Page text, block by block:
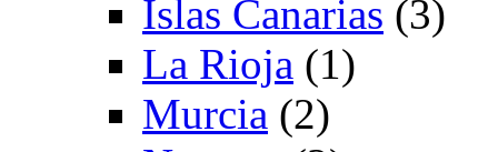
Islas Canarias (3)
La Rioja (1)
Murcia (2)